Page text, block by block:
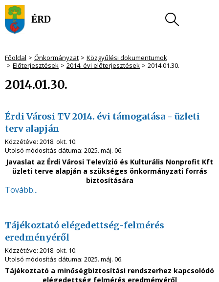
Főoldal Önkormányzat
Közgyűlési dokumentumok
Előterjesztések
2014. évi előterjesztések 2014.01.30.
2014.01.30.
Érdi Városi TV 2014. évi támogatása - üzleti
terv alapján
Közzétéve: 2018. okt. 10.
Utolsó módosítás dátuma: 2025. máj. 06.
Javaslat az Érdi Városi Televízió és Kulturális Nonprofit Kft
üzleti terve alapján a szükséges önkormányzati forrás
biztosítására
Tovább...
Tájékoztató elégedettség-felmérés
eredményéről
Közzétéve: 2018. okt. 10.
Utolsó módosítás dátuma: 2025. máj. 06.
Tájékoztató a minőségbiztosítási rendszerhez kapcsolódó
elégedettség felmérés eredményéről